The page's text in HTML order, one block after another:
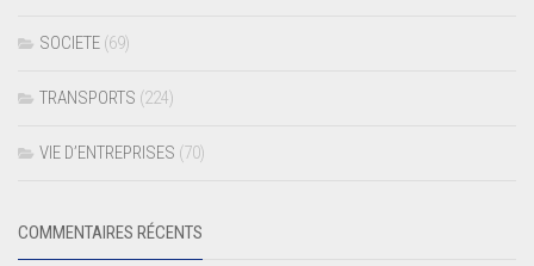
SOCIETE (69)
TRANSPORTS (224)
VIE D’ENTREPRISES (70)
COMMENTAIRES RÉCENTS